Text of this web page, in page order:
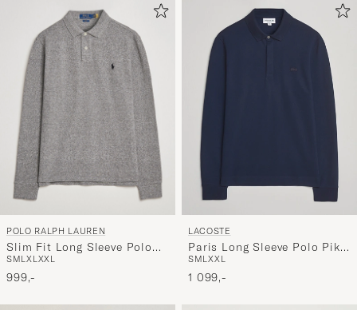
POLO RALPH LAUREN
Slim Fit Long Sleeve Polo
Canterbury Heather
SMLXLXXL
999,-
LACOSTE
Paris Long Sleeve Polo Piké
Navy Blue
SMLXXL
1 099,-